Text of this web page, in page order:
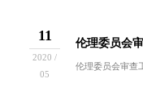
11
2020 /
05
伦理委员会
伦理委员会审查